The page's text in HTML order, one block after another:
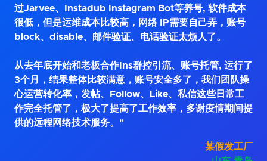
过Jarvee、Instadub Instagram Bot等养号, 软件成本
很低，但是运维成本比较高，网络 IP需要自己弄，账号
block、disable、邮件验证、电话验证太烦人了。
从去年底开始和老板合作Ins群控引流、账号托管, 运行了
3个月，结果整体比较满意，账号安全多了，我们团队操
心运营转化率，发帖、Follow、Like、私信这些日常工
作完全托管了，极大了提高了工作效率，多谢疫情期间提
供的远程网络技术服务。"
某假发工厂